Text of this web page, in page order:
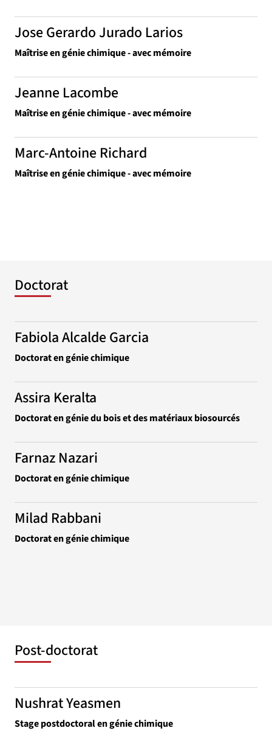
Jose Gerardo Jurado Larios
Maîtrise en génie chimique - avec mémoire
Jeanne Lacombe
Maîtrise en génie chimique - avec mémoire
Marc-Antoine Richard
Maîtrise en génie chimique - avec mémoire
Doctorat
Fabiola Alcalde Garcia
Doctorat en génie chimique
Assira Keralta
Doctorat en génie du bois et des matériaux biosourcés
Farnaz Nazari
Doctorat en génie chimique
Milad Rabbani
Doctorat en génie chimique
Post-doctorat
Nushrat Yeasmen
Stage postdoctoral en génie chimique